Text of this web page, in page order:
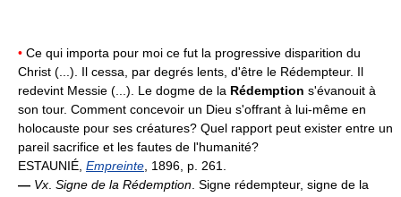
• Ce qui importa pour moi ce fut la progressive disparition du
Christ (...). Il cessa, par degrés lents, d'être le Rédempteur. Il
redevint Messie (...). Le dogme de la Rédemption s'évanouit à
son tour. Comment concevoir un Dieu s'offrant à lui-même en
holocauste pour ses créatures? Quel rapport peut exister entre un
pareil sacrifice et les fautes de l'humanité?
ESTAUNIÉ, Empreinte , 1896, p. 261.
— Vx Signe de la Rédemption . Signe rédempteur, signe de la